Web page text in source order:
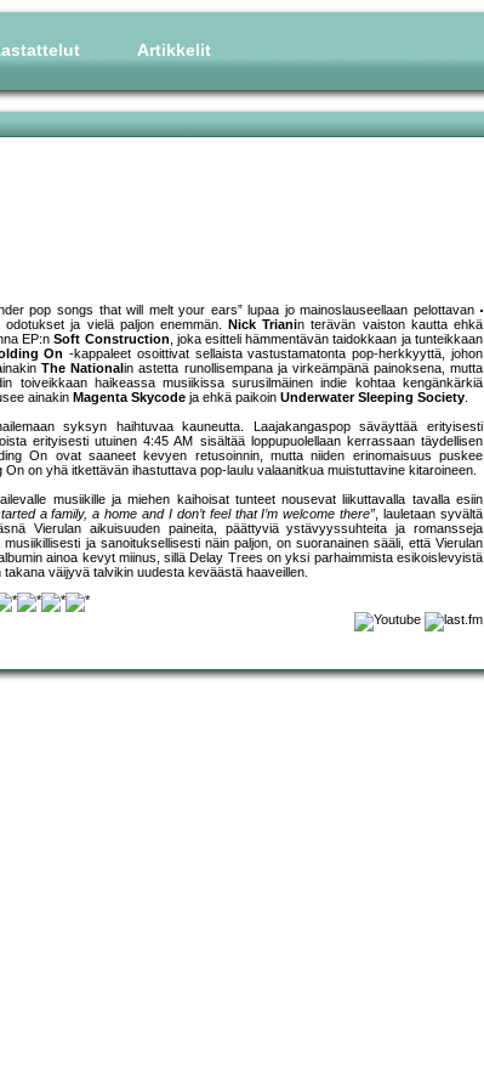
Artikkelit
pop songs that will melt your ears” lupaa jo mainoslauseellaan pelottavan
ja vielä paljon enemmän.
Nick Trianin terävän vaiston kautta ehkä
EP:nSoft Construction, joka esitteli hämmentävän taidokkaan ja tunteikkaan
On -kappaleet osoittivat sellaista vastustamatonta pop-herkkyyttä, johon
The Nationalin astetta runollisempana ja virkeämpänä painoksena, mutta
toiveikkaan haikeassa musiikissa surusilmäinen indie kohtaa kengänkärkiä
ainakin Magenta Skycode ja ehkä paikoin Underwater Sleeping Society.
syksyn haihtuvaa kauneutta. Laajakangaspop säväyttää erityisesti
erityisesti utuinen 4:45 AM sisältää loppupuolellaan kerrassaan täydellisen
On ovat saaneet kevyen retusoinnin, mutta niiden erinomaisuus puskee
on yhä itkettävän ihastuttava pop-laulu valaanitkua muistuttavine kitaroineen.
musiikille ja miehen kaihoisat tunteet nousevat liikuttavalla tavalla esiin
a family, a home and I don’t feel that I’m welcome there”, lauletaan syvältä
Vierulan aikuisuuden paineita, päättyviä ystävyyssuhteita ja romansseja
ja sanoituksellisesti näin paljon, on suoranainen sääli, että Vierulan
ainoa kevyt miinus, sillä Delay Trees on yksi parhaimmista esikoislevyistä
väijyvä talvikin uudesta keväästä haaveillen.